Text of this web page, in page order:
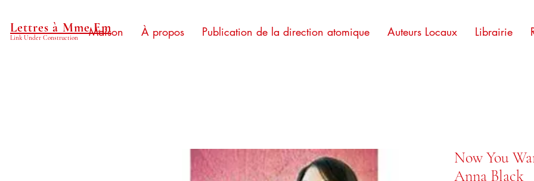
Lettres à Mme Em
Link Under Construction Maison À propos Publication de la direction atomique Auteurs Locaux Librairie
Now You
Anna Black